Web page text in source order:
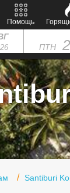
Помощь
ПТН
Santiburi